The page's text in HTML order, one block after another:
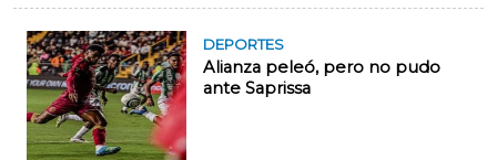
DEPORTES
Alianza peleó, pero no pudo
ante Saprissa